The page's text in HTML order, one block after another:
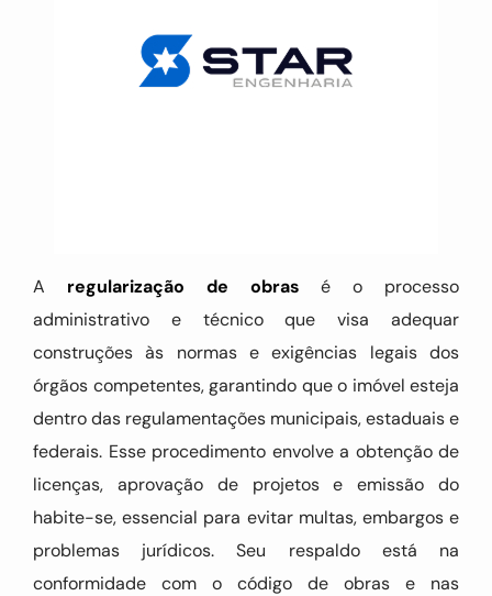
A regularização de obras é o processo
administrativo e técnico que visa adequar
construções às normas e exigências legais dos
órgãos competentes, garantindo que o imóvel esteja
dentro das regulamentações municipais, estaduais e
federais. Esse procedimento envolve a obtenção de
licenças, aprovação de projetos e emissão do
habite-se, essencial para evitar multas, embargos e
problemas jurídicos. Seu respaldo está na
conformidade com o código de obras e nas